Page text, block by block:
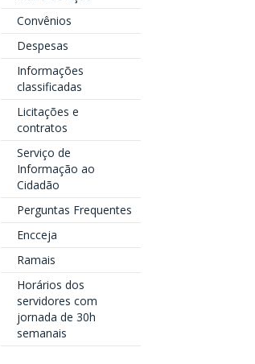
Convênios
Despesas
Informações
classificadas
Licitações e
contratos
Serviço de
Informação ao
Cidadão
Perguntas Frequentes
Encceja
Ramais
Horários dos
servidores com
jornada de 30h
semanais